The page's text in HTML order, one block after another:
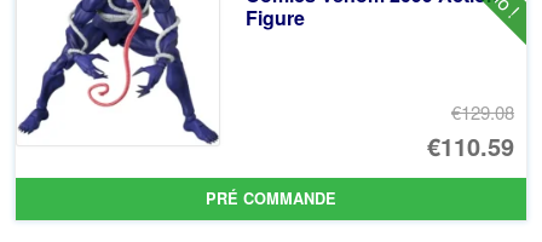
Figure
€129.08
Le
€110.59
Le
PRÉ COMMANDE